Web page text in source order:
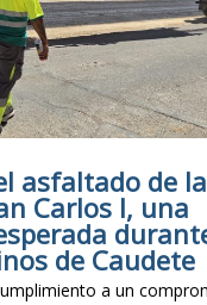
asfaltado de la
Carlos I, una
de Caudete
a un